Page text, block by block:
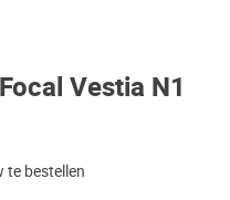
Vestia N1
te bestellen